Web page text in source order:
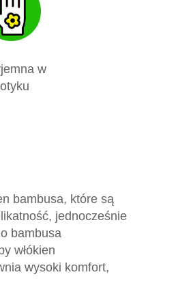
w
bambusa, które są
jednocześnie
bambusa
włókien
wysoki komfort,